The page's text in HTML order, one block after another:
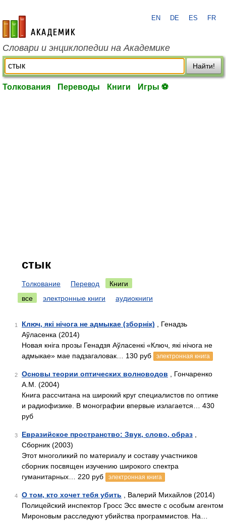
academic.ru
EN DE ES FR
Словари и энциклопедии на Академике
Найти!
Толкования Переводы Книги Игры ⚽
стык
Толкование Перевод
Книги
все
электронные книги аудиокниги
1 Ключ, які нічога не адмыкае (зборнік) , Генадзь
Аўласенка (2014)
Новая кніга прозы Генадзя Аўласенкі «Ключ, які нічога не
адмыкае» мае падзагаловак… 130 руб
электронная книга
2 Основы теории оптических волноводов , Гончаренко
А.М. (2004)
Книга рассчитана на широкий круг специалистов по оптике
и радиофизике. В монографии впервые излагается… 430
руб
3 Евразийское пространство: Звук, слово, образ
Сборник (2003)
Этот многоликий по материалу и составу участников
сборник посвящен изучению широкого спектра
гуманитарных… 220 руб
электронная книга
4 О том, кто хочет тебя убить , Валерий Михайлов (2014)
Полицейский инспектор Гросс Эсс вместе с особым агентом
Мироновым расследуют убийства программистов. На…